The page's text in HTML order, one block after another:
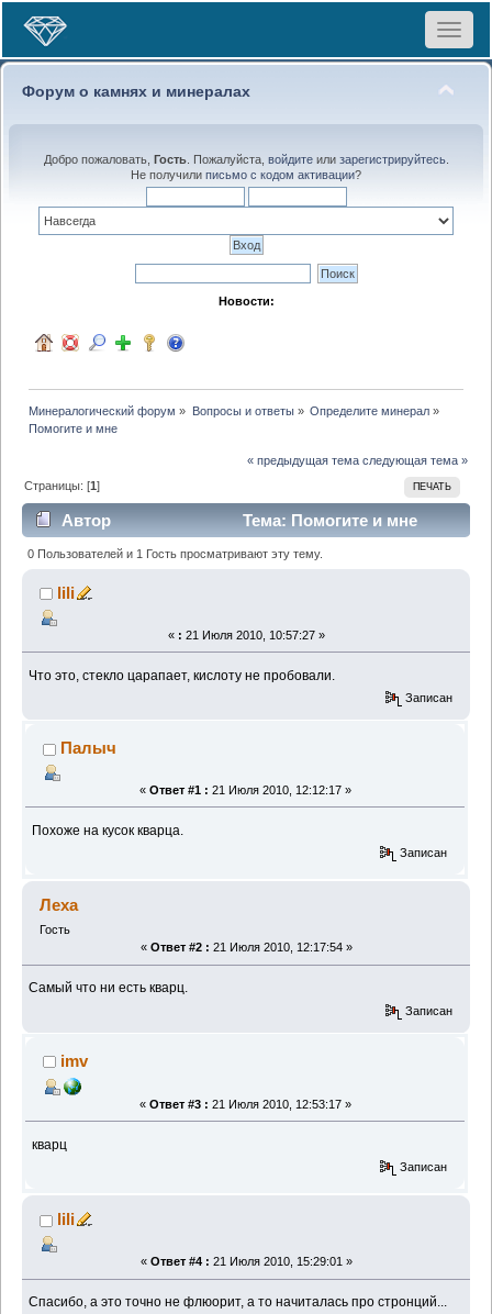
Toggle
Форум о камнях и минералах
Добро пожаловать, Гость. Пожалуйста, войдитеили зарегистрируйтесь.
Не получили письмо с кодом активации?
Новости:
Минералогический форум » Вопросы и ответы» Определите минерал»
Помогите и мне
« предыдущая тема следующая тема »
ПЕЧАТЬ
Страницы: [1]
Автор
Тема: Помогите и мне
(Прочитано 1744 раз)
0 Пользователей и 1 Гость просматривают эту тему.
lili
« : 21 Июля 2010, 10:57:27 »
Что это, стекло царапает, кислоту не пробовали.
Записан
Палыч
« Ответ #1 : 21 Июля 2010, 12:12:17 »
Похоже на кусок кварца.
Записан
Леха
Гость
« Ответ #2 : 21 Июля 2010, 12:17:54 »
Самый что ни есть кварц.
Записан
imv
« Ответ #3 : 21 Июля 2010, 12:53:17 »
кварц
Записан
lili
« Ответ #4 : 21 Июля 2010, 15:29:01 »
Спасибо, а это точно не флюорит, а то начиталась про стронций...